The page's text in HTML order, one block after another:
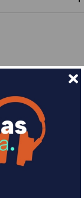
Sequra
por una